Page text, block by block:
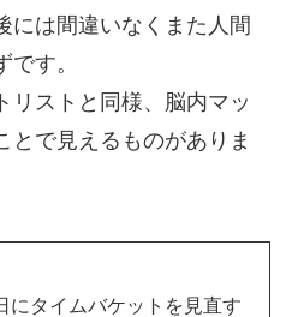
には間違いなくまた人間
す。
リストと同様、脳内マッ
とで見えるものがありま
にタイムバケットを見直す